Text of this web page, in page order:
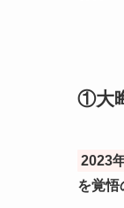
①大
2023
を覚